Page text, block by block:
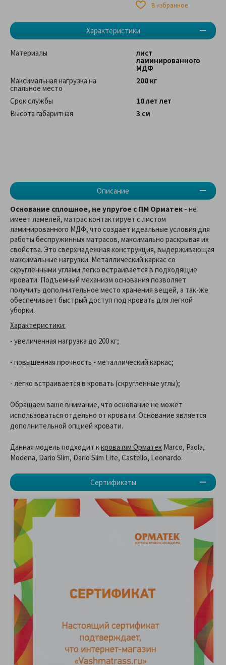
В избранное
Характеристики
Описание
Сертификаты
Материалы лист
ламинированного
МДФ
Максимальная нагрузка на
спальное место
200 кг
Срок службы
10 лет лет
Высота габаритная
3 см
Основание сплошное, не упругое с ПМ Орматек - не
имеет ламелей, матрас контактирует с листом
ламинированного МДФ, что создает идеальные условия для
работы беспружинных матрасов, максимально раскрывая их
свойства. Это сверхнадежная конструкция, выдерживающая
максимальные нагрузки. Металлический каркас со
скругленными углами легко встраивается в подходящие
кровати. Подъемный механизм основания позволяет
получить дополнительное место хранения вещей, а так-же
обеспечивает быстрый доступ под кровать для легкой
уборки.
Характеристики:
- увеличенная нагрузка до 200 кг;
- повышенная прочность - металлический каркас;
- легко встраивается в кровать (скругленные углы);
Обращаем ваше внимание, что основание не может
использоваться отдельно от кровати. Основание является
дополнительной опцией кровати.
Данная модель подходит ккроватям Орматек Marco, Paola,
Modena, Dario Slim, Dario Slim Lite, Castello, Leonardo.